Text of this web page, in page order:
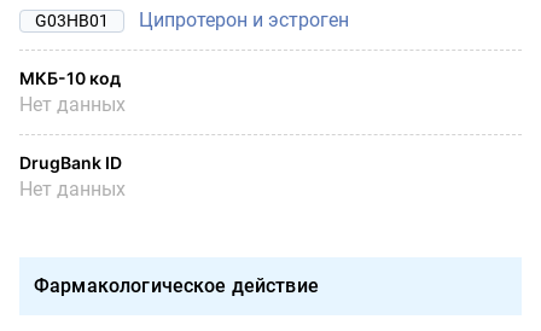
G03HB01 Ципротерон и эстроген
МКБ-10 код
Нет данных
DrugBank ID
Нет данных
Фармакологическое действие